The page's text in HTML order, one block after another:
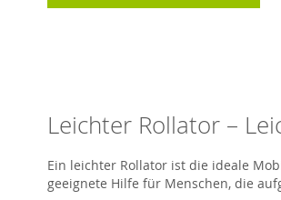
Leichter Rollator –
Ein leichter Rollator ist die ideale
geeignete Hilfe für Menschen, die